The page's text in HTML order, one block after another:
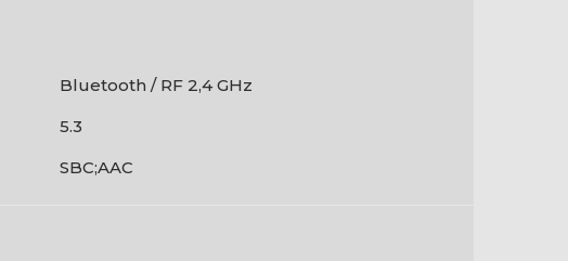
Bluetooth / RF 2,4 GHz
5.3
SBC;AAC